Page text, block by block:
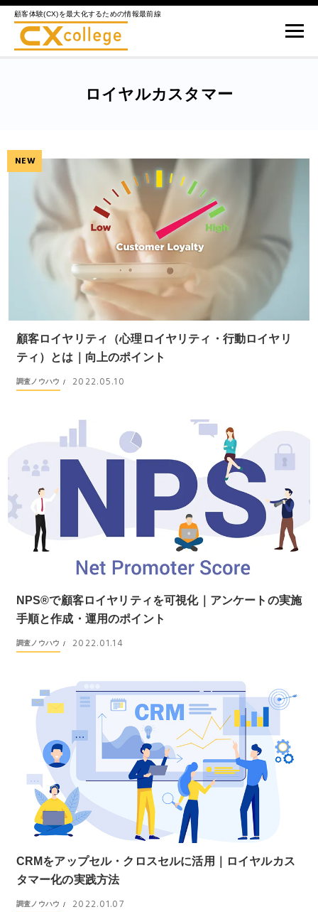
顧客体験(CX)を最大化するための情報最前線
ロイヤルカスタマー
顧客ロイヤリティ（心理ロイヤリティ・行動ロイヤリ
ティ）とは｜向上のポイント
調査ノウハウ / 2022.05.10
NPS®で顧客ロイヤリティを可視化｜アンケートの実施
手順と作成・運用のポイント
調査ノウハウ / 2022.01.14
CRMをアップセル・クロスセルに活用｜ロイヤルカス
タマー化の実践方法
調査ノウハウ / 2022.01.07